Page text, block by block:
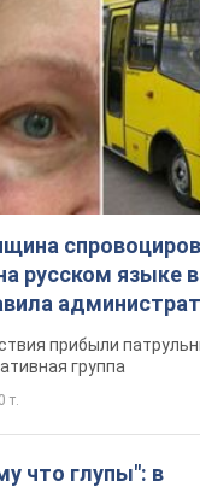
русском языке
прибыли
группа
т.
что глупы": в